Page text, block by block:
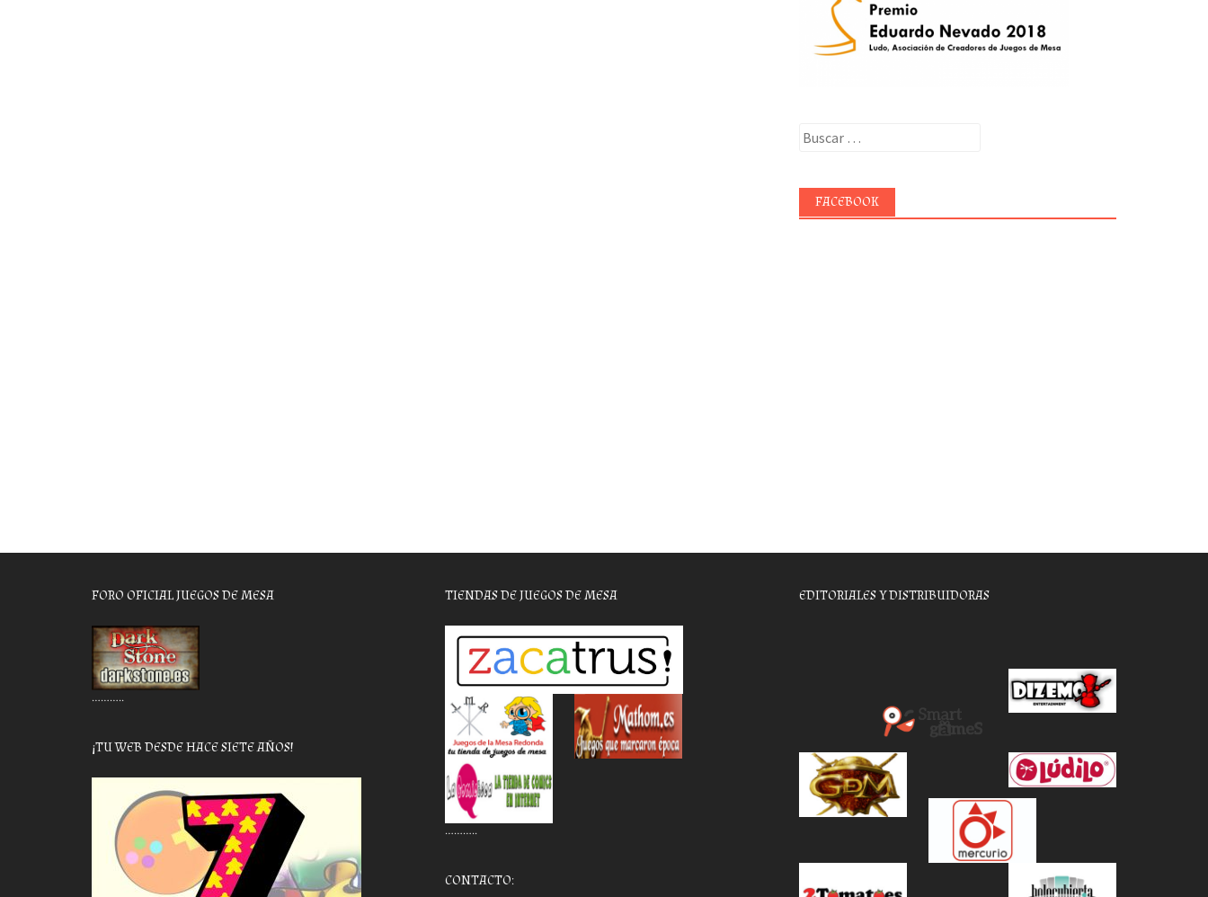
Buscar:
FACEBOOK
FORO OFICIAL JUEGOS DE MESA
………..
¡TU WEB DESDE HACE SIETE AÑOS!
TIENDAS DE JUEGOS DE MESA
………..
CONTACTO:
EDITORIALES Y DISTRIBUIDORAS